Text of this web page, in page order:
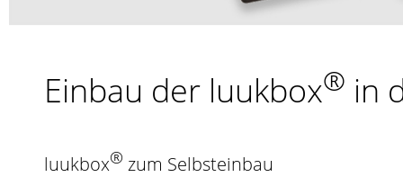
Einbau der luukbox® in
luukbox® zum Selbsteinbau